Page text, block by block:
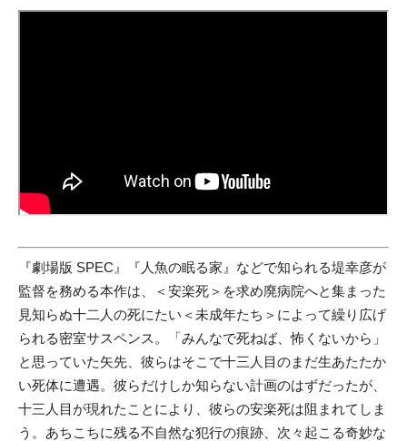
『劇場版 SPEC』『人魚の眠る家』などで知られる堤幸彦が
監督を務める本作は、＜安楽死＞を求め廃病院へと集まった
見知らぬ十二人の死にたい＜未成年たち＞によって繰り広げ
られる密室サスペンス。「みんなで死ねば、怖くないから」
と思っていた矢先、彼らはそこで十三人目のまだ生あたたか
い死体に遭遇。彼らだけしか知らない計画のはずだったが、
十三人目が現れたことにより、彼らの安楽死は阻まれてしま
う。あちこちに残る不自然な犯行の痕跡、次々起こる奇妙な